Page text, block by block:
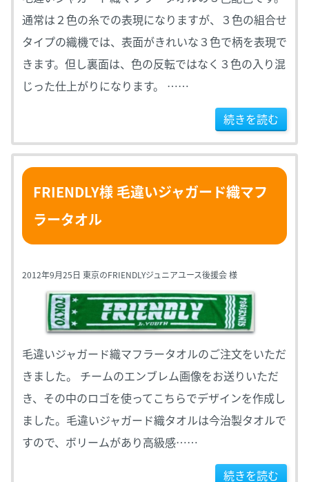
通常は２色の糸での表現になりますが、３色の組合せ
タイプの織機では、表面がきれいな３色で柄を表現で
きます。但し裏面は、色の反転ではなく３色の入り混
じった仕上がりになります。 ……
続きを読む
FRIENDLY様 毛違いジャガード織マフ
ラータオル
2012年9月25日 東京のFRIENDLYジュニアユース後援会 様
毛違いジャガード織マフラータオルのご注文をいただ
きました。 チームのエンブレム画像をお送りいただ
き、その中のロゴを使ってこちらでデザインを作成し
ました。毛違いジャガード織タオルは今治製タオルで
すので、ボリームがあり高級感……
続きを読む